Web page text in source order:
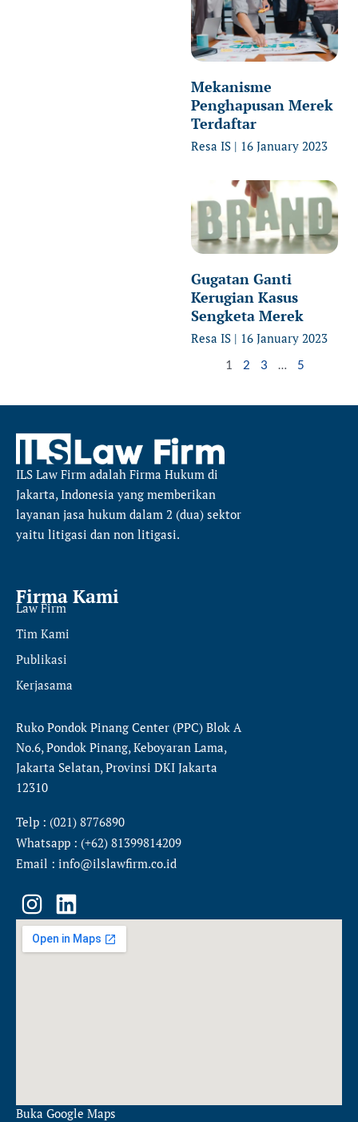
Mekanisme
Penghapusan Merek
Terdaftar
Resa IS 16 January 2023
Gugatan Ganti
Kerugian Kasus
Sengketa Merek
Resa IS 16 January 2023
1 2 3 5
ILS Law Firm adalah Firma Hukum di
Jakarta, Indonesia yang memberikan
layanan jasa hukum dalam 2 (dua) sektor
yaitu litigasi dan non litigasi.
Firma Kami
Law Firm
Tim Kami
Publikasi
Kerjasama
Ruko Pondok Pinang Center (PPC) Blok A
No.6, Pondok Pinang, Keboyaran Lama,
Jakarta Selatan, Provinsi DKI Jakarta
12310
Telp : (021) 8776890
Whatsapp : (+62) 81399814209
Email : info@ilslawfirm.co.id
I
n
s
L
i
n
Buka Google Maps